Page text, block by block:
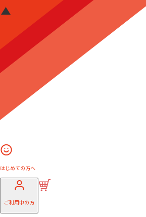
はじめての方へ
ご利用中の方